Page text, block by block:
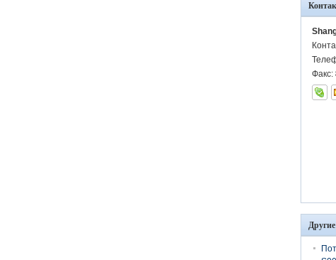
Факс: